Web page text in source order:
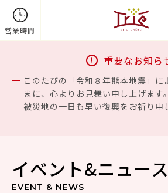
営業時間
重要なお知ら
このたびの「令和８年熊本地震」に
まに、心よりお見舞い申し上げます
被災地の一日も早い復興をお祈り申
イベント&ニュース
EVENT & NEWS